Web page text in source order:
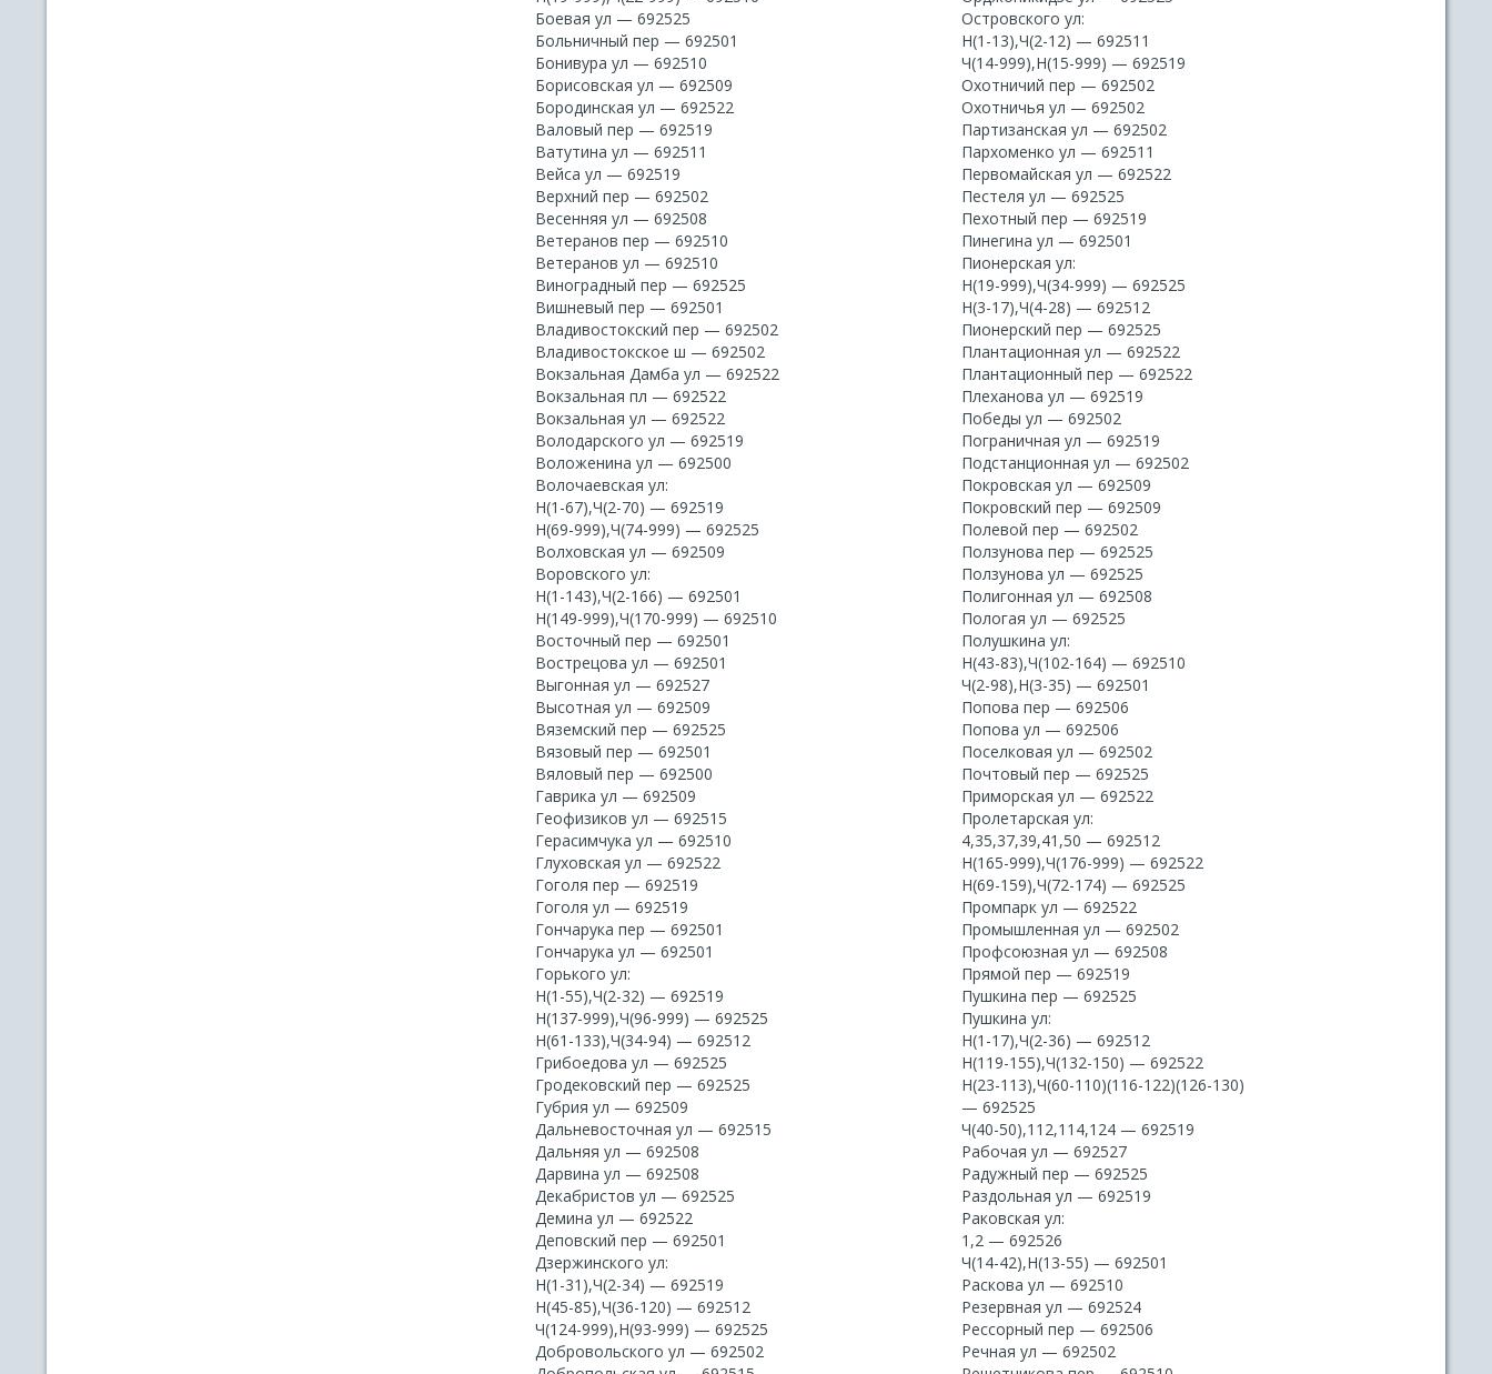
Боевая ул — 692525
Больничный пер — 692501
Бонивура ул — 692510
Борисовская ул — 692509
Бородинская ул — 692522
Валовый пер — 692519
Ватутина ул — 692511
Вейса ул — 692519
Верхний пер — 692502
Весенняя ул — 692508
Ветеранов пер — 692510
Ветеранов ул — 692510
Виноградный пер — 692525
Вишневый пер — 692501
Владивостокский пер — 692502
Владивостокское ш — 692502
Вокзальная Дамба ул — 692522
Вокзальная пл — 692522
Вокзальная ул — 692522
Володарского ул — 692519
Воложенина ул — 692500
Волочаевская ул:
Н(1-67),Ч(2-70) — 692519
Н(69-999),Ч(74-999) — 692525
Волховская ул — 692509
Воровского ул:
Н(1-143),Ч(2-166) — 692501
Н(149-999),Ч(170-999) — 692510
Восточный пер — 692501
Вострецова ул — 692501
Выгонная ул — 692527
Высотная ул — 692509
Вяземский пер — 692525
Вязовый пер — 692501
Вяловый пер — 692500
Гаврика ул — 692509
Геофизиков ул — 692515
Герасимчука ул — 692510
Глуховская ул — 692522
Гоголя пер — 692519
Гоголя ул — 692519
Гончарука пер — 692501
Гончарука ул — 692501
Горького ул:
Н(1-55),Ч(2-32) — 692519
Н(137-999),Ч(96-999) — 692525
Н(61-133),Ч(34-94) — 692512
Грибоедова ул — 692525
Гродековский пер — 692525
Губрия ул — 692509
Дальневосточная ул — 692515
Дальняя ул — 692508
Дарвина ул — 692508
Декабристов ул — 692525
Демина ул — 692522
Деповский пер — 692501
Дзержинского ул:
Н(1-31),Ч(2-34) — 692519
Н(45-85),Ч(36-120) — 692512
Ч(124-999),Н(93-999) — 692525
Добровольского ул — 692502
Островского ул:
Н(1-13),Ч(2-12) — 692511
Ч(14-999),Н(15-999) — 692519
Охотничий пер — 692502
Охотничья ул — 692502
Партизанская ул — 692502
Пархоменко ул — 692511
Первомайская ул — 692522
Пестеля ул — 692525
Пехотный пер — 692519
Пинегина ул — 692501
Пионерская ул:
Н(19-999),Ч(34-999) — 692525
Н(3-17),Ч(4-28) — 692512
Пионерский пер — 692525
Плантационная ул — 692522
Плантационный пер — 692522
Плеханова ул — 692519
Победы ул — 692502
Пограничная ул — 692519
Подстанционная ул — 692502
Покровская ул — 692509
Покровский пер — 692509
Полевой пер — 692502
Ползунова пер — 692525
Ползунова ул — 692525
Полигонная ул — 692508
Пологая ул — 692525
Полушкина ул:
Н(43-83),Ч(102-164) — 692510
Ч(2-98),Н(3-35) — 692501
Попова пер — 692506
Попова ул — 692506
Поселковая ул — 692502
Почтовый пер — 692525
Приморская ул — 692522
Пролетарская ул:
4,35,37,39,41,50 — 692512
Н(165-999),Ч(176-999) — 692522
Н(69-159),Ч(72-174) — 692525
Промпарк ул — 692522
Промышленная ул — 692502
Профсоюзная ул — 692508
Прямой пер — 692519
Пушкина пер — 692525
Пушкина ул:
Н(1-17),Ч(2-36) — 692512
Н(119-155),Ч(132-150) — 692522
Н(23-113),Ч(60-110)(116-122)(126-130)
— 692525
Ч(40-50),112,114,124 — 692519
Рабочая ул — 692527
Радужный пер — 692525
Раздольная ул — 692519
Раковская ул:
1,2 — 692526
Ч(14-42),Н(13-55) — 692501
Раскова ул — 692510
Резервная ул — 692524
Рессорный пер — 692506
Речная ул — 692502